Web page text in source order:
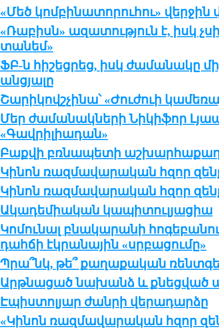
«Մեծ կոմբինատորուհու» վերջին
«Ռաբիսն» ազատություն է, իսկ
տանեմ»
ՖԲ-ն հիշեցրեց, իսկ ժամանակը
անցյալը
Շարիկովշչինա՝ «Ժուժուի
Մեր ժամանակների Նիկիֆոր
«Գավրիլիադան»
Բաքվի բռնապետի
Կինոն ռազմավարական հզոր
Կինոն ռազմավարական հզոր
Ակադեմիական կապիտուլյացիա
Կոմունալ բնակարանի
դահճի էկրանային «սրբացումը»
Պրա՞նկ, թե՞ քաղաքական
Արթնացած նախանձ և քնեցված
Էպիստոլյար ժանրի վերադարձը
«Կինոն ռազմավարական հզոր